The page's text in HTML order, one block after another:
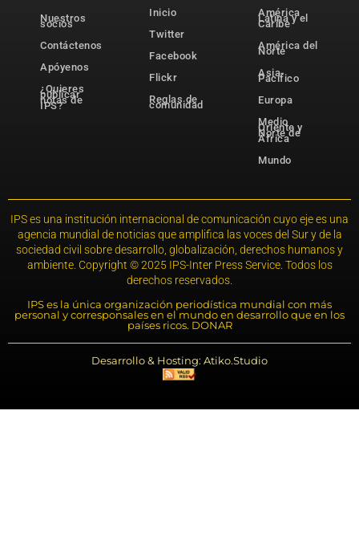
Nuestros
socios
Contáctenos
Apóyenos
¿Quieres
publicar
notas de
IPS?
Inicio
Twitter
Facebook
Flickr
Reglas de
comunidad
América
Latina y el
Caribe
América del
Norte
Asia-
Pacífico
Europa
Medio
Oriente y
Norte de
África
Mundo
IPS es una institución internacional de comunicación cuyo eje es una
agencia mundial de noticias que amplifica las voces del Sur y de la
sociedad civil sobre desarrollo, globalización, derechos humanos y
ambiente. Copyright © 2025 IPS-Inter Press Service. Todos los
derechos reservados.
IPS es la única organización periodística mundial con más
personal y corresponsales en el mundo en desarrollo que en los
países ricos. DONAR
Desarrollo & Hosting: Atiko.Studio